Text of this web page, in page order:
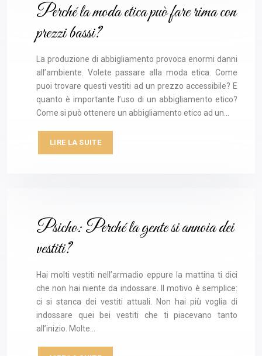
Perché la moda etica può fare rima con
prezzi bassi?
La produzione di abbigliamento provoca enormi danni
all’ambiente. Volete passare alla moda etica. Come
puoi trovare questi vestiti ad un prezzo accessibile? E
quanto è importante l’uso di un abbigliamento etico?
Come si può ottenere un abbigliamento etico ad un…
LIRE LA SUITE
Psicho: Perché la gente si annoia dei
vestiti?
Hai molti vestiti nell’armadio eppure la mattina ti dici
che non hai niente da indossare. Il motivo è semplice:
ci si stanca dei vestiti attuali. Non hai più voglia di
indossare quei bei vestiti che ti piacevano tanto
all’inizio. Molte…